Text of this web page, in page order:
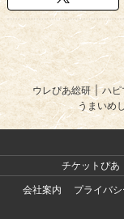
ウレぴあ総研 | ハ
うまいめし
チケットぴあ
会社案内
プライバ